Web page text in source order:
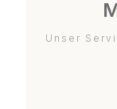
Unser